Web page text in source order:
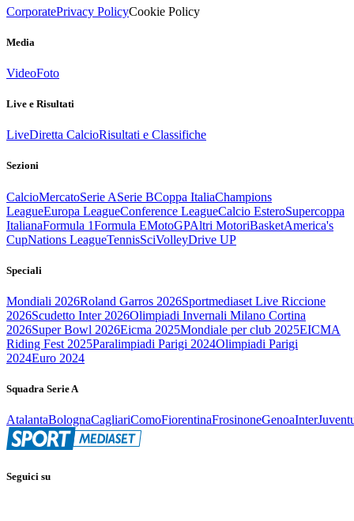
CorporatePrivacy PolicyCookie Policy
Media
VideoFoto
Live e Risultati
LiveDiretta CalcioRisultati e Classifiche
Sezioni
CalcioMercatoSerie ASerie BCoppa ItaliaChampions
LeagueEuropa LeagueConference LeagueCalcio EsteroSupercoppa
ItalianaFormula 1Formula EMotoGPAltri MotoriBasketAmerica's
CupNations LeagueTennisSciVolleyDrive UP
Speciali
Mondiali 2026Roland Garros 2026Sportmediaset Live Riccione
2026Scudetto Inter 2026Olimpiadi Invernali Milano Cortina
2026Super Bowl 2026Eicma 2025Mondiale per club 2025EICMA
Riding Fest 2025Paralimpiadi Parigi 2024Olimpiadi Parigi
2024Euro 2024
Squadra Serie A
AtalantaBolognaCagliariComoFiorentinaFrosinoneGenoaInter
Seguici su